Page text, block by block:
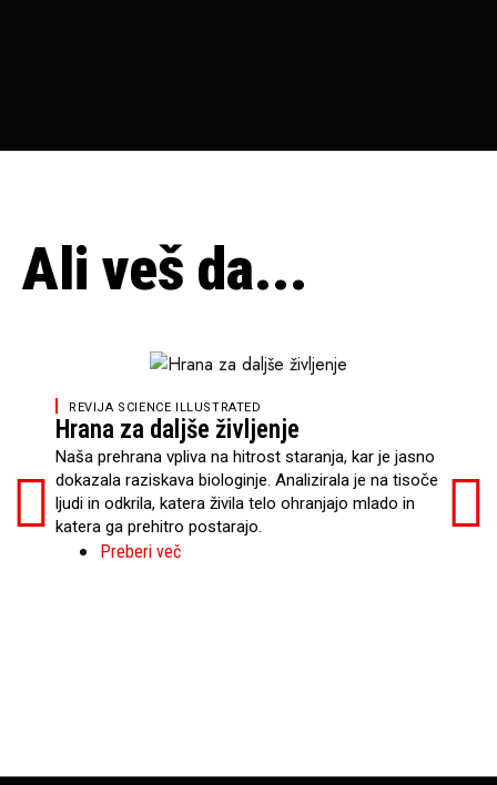
Ali veš da...
REVIJA SCIENCE ILLUSTRATED
Hrana za daljše življenje
Naša prehrana vpliva na hitrost staranja, kar je jasno
dokazala raziskava biologinje. Analizirala je na tisoče
ljudi in odkrila, katera živila telo ohranjajo mlado in
katera ga prehitro postarajo.
Preberi več